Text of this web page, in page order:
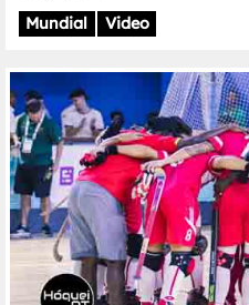
Mundial
Video